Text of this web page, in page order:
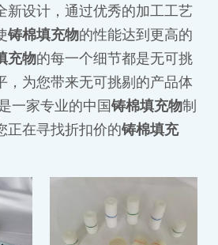
新设计，通过优秀的加工工艺
铸棉填充物的性能达到更高的
充物的每一个细节都是无可挑
，为您带来无可挑剔的产品体
一家专业的中国铸棉填充物制
正在寻找折扣价的铸棉填充